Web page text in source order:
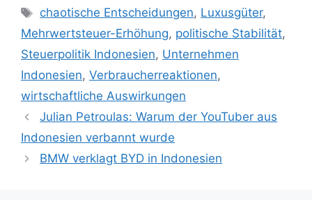
Schlagwörter
chaotische Entscheidungen, Luxusgüter,
Mehrwertsteuer-Erhöhung, politische Stabilität,
Steuerpolitik Indonesien, Unternehmen
Indonesien, Verbraucherreaktionen,
wirtschaftliche Auswirkungen
Julian Petroulas: Warum der YouTuber aus
Indonesien verbannt wurde
BMW verklagt BYD in Indonesien